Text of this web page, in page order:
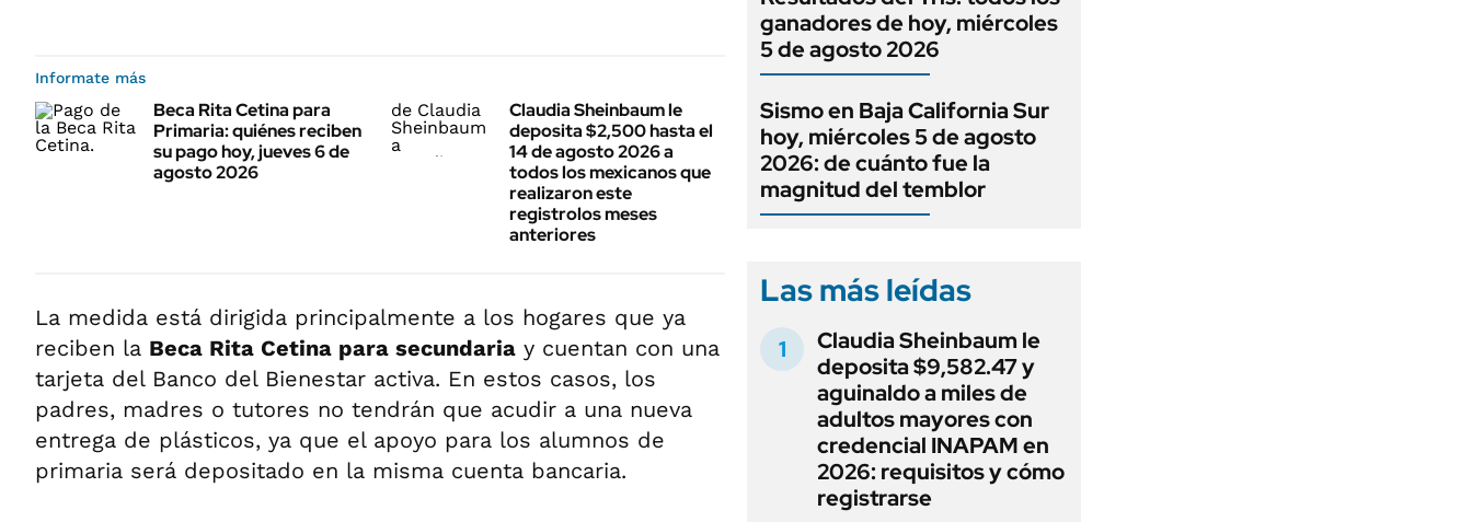
Informate más
Beca Rita Cetina para
Primaria: quiénes reciben
su pago hoy, jueves 6 de
agosto 2026
Claudia Sheinbaum le
deposita $2,500 hasta el
14 de agosto 2026 a
todos los mexicanos que
realizaron este
registrolos meses
anteriores
La medida está dirigida principalmente a los hogares que ya
reciben la Beca Rita Cetina para secundaria y cuentan con una
tarjeta del Banco del Bienestar activa. En estos casos, los
padres, madres o tutores no tendrán que acudir a una nueva
entrega de plásticos, ya que el apoyo para los alumnos de
primaria será depositado en la misma cuenta bancaria.
ganadores de hoy, miércoles
5 de agosto 2026
Sismo en Baja California Sur
hoy, miércoles 5 de agosto
2026: de cuánto fue la
magnitud del temblor
Las más leídas
Claudia Sheinbaum le
deposita $9,582.47 y
aguinaldo a miles de
adultos mayores con
credencial INAPAM en
2026: requisitos y cómo
registrarse